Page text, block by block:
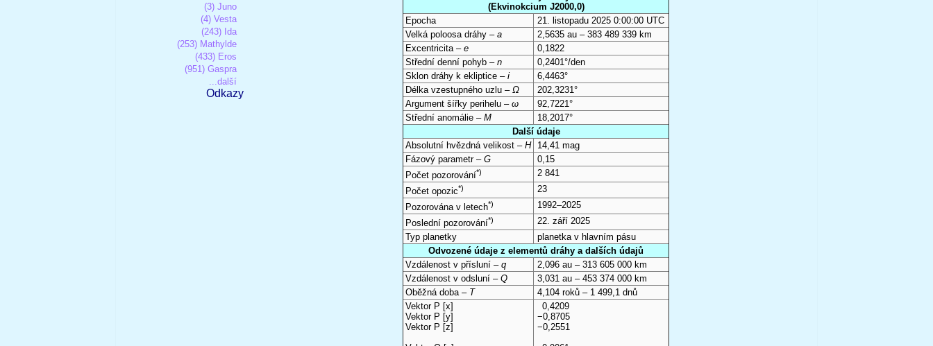
(3) Juno
(4) Vesta
(243) Ida
(253) Mathylde
(433) Eros
(951) Gaspra
...další
Odkazy
(Ekvinokcium J2000,0)
Epocha
21. listopadu 2025 0:00:00 UTC
Velká poloosa dráhy – a
2,5635 au – 383 489 339 km
Excentricita – e
0,1822
Střední denní pohyb – n
0,2401°/den
Sklon dráhy k ekliptice – i
6,4463°
Délka vzestupného uzlu – Ω
202,3231°
Argument šířky perihelu – ω
92,7221°
Střední anomálie – M
18,2017°
Další údaje
Absolutní hvězdná velikost – H
14,41 mag
Fázový parametr – G
0,15
Počet pozorování*)
2 841
Počet opozic*)
23
Pozorována v letech*)
1992–2025
Poslední pozorování*)
22. září 2025
Typ planetky
planetka v hlavním pásu
Odvozené údaje z elementů dráhy a dalších údajů
Vzdálenost v přísluní – q
2,096 au – 313 605 000 km
Vzdálenost v odsluní – Q
3,031 au – 453 374 000 km
Oběžná doba – T
4,104 roků – 1 499,1 dnů
Vektor P [x]
Vektor P [y]
Vektor P [z]
0,4209
−0,8705
−0,2551